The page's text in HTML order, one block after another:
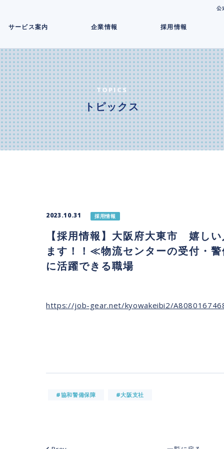
公
ツ
へ
ス
キ
ッ
プ
サービス案内 企業情報 採用情報
TOPICS
トピックス
2023.10.31 採用情報
【採用情報】大阪府大東市 嬉し
ます！！≪物流センターの受付・
に活躍できる職場
https://job-gear.net/kyowakeibi2/
#協和警備保障 #大阪支社